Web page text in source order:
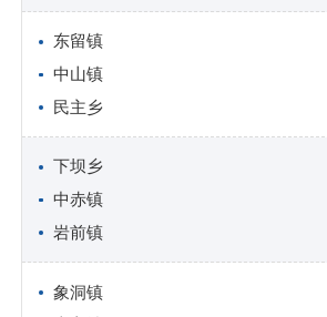
东留镇
中山镇
民主乡
下坝乡
中赤镇
岩前镇
象洞镇